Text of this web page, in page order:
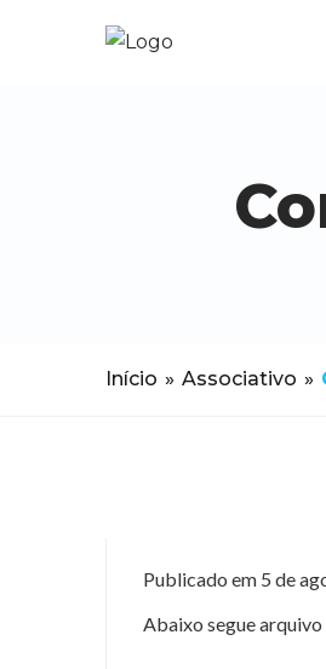
Início » Associativo »
Publicado em 5 de
Abaixo segue